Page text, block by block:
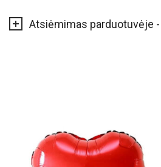
Atsiėmimas parduotuvėje